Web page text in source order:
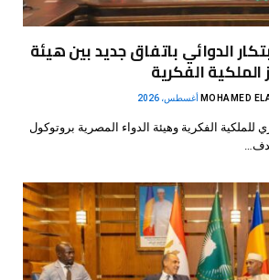
الدوائي باتفاق جديد بين هيئة
الملكية الفكرية
MOHAMED
للملكية الفكرية وهيئة الدواء المصرية بروتوكول